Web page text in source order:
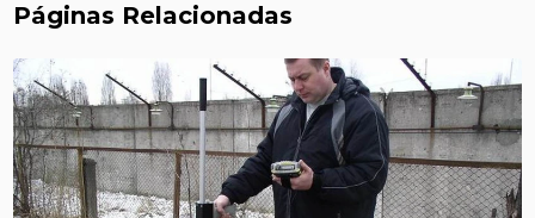
Páginas Relacionadas